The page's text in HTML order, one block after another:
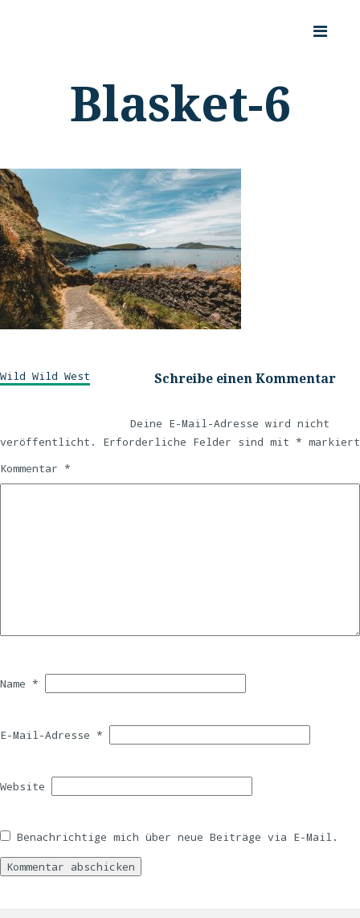
Blasket-6
Wild Wild West Schreibe einen Kommentar
Deine E-Mail-Adresse wird nicht
veröffentlicht.
Erforderliche Felder sind mit * markiert
Kommentar *
Name *
E-Mail-Adresse *
Website
Benachrichtige mich über neue Beiträge via E-Mail.